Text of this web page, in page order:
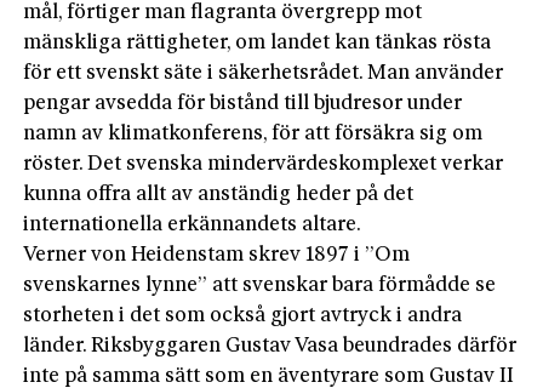
mål, förtiger man flagranta övergrepp mot
mänskliga rättigheter, om landet kan tänkas rösta
för ett svenskt säte i säkerhetsrådet. Man använder
pengar avsedda för bistånd till bjudresor under
namn av klimatkonferens, för att försäkra sig om
röster. Det svenska mindervärdeskomplexet verkar
kunna offra allt av anständig heder på det
internationella erkännandets altare.
Verner von Heidenstam skrev 1897 i ”Om
svenskarnes lynne” att svenskar bara förmådde se
storheten i det som också gjort avtryck i andra
länder. Riksbyggaren Gustav Vasa beundrades därför
inte på samma sätt som en äventyrare som Gustav II